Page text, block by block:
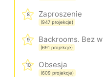
8 Zaproszenie
(947 projekcje)
9
(691 projekcje)
10 Obsesja
(609 projekcje)